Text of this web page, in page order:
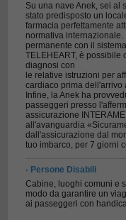
Su una nave Anek, sei al
stato predisposto un
farmacia perfettamente
normativa
permanente con il
TELEHEART, è possibile
diagnosi con
le relative istruzioni per
cardiaco prima dell'arrivo
Infine, la Anek ha
passeggeri presso
assicurazione
all'avanguardia
dall'assicurazione dal
tuo imbarco, per 7 giorni
- Persone Disabili
Cabine, luoghi comuni e
modo da garantire un
ai passeggeri con